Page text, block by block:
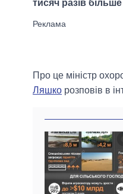
тисяч разів
Про це міністр
Ляшко розповів в